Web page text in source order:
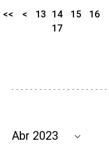
<< < 13 14 15
16
17